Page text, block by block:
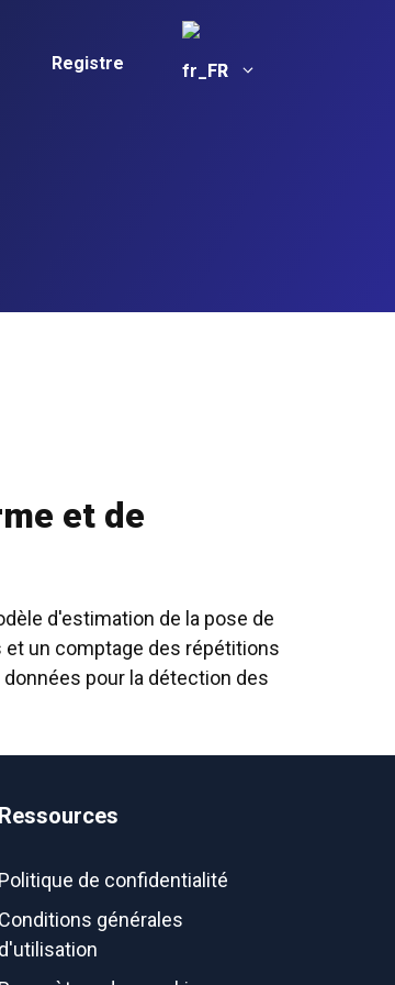
Registre FR
et de
d'estimation de la pose de
un comptage des répétitions
pour la détection des
Ressources
Politique de confidentialité
Conditions générales
d'utilisation